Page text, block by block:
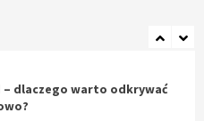
– dlaczego warto odkrywać